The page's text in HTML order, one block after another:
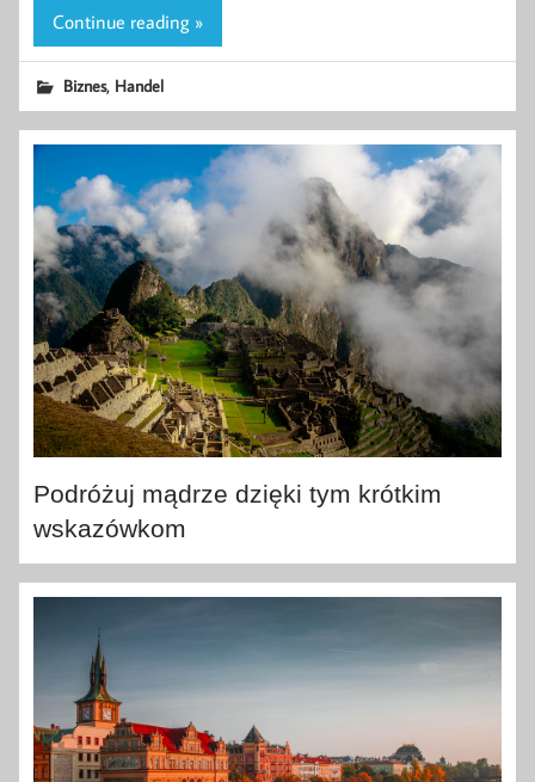
Continue reading »
Biznes, Handel
Podróżuj mądrze dzięki tym krótkim
wskazówkom